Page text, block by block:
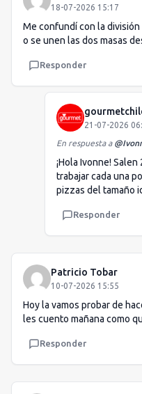
18-07-2026 15:17
Me confundí con la división
o se unen las dos masas
Responder
21-07-2026
En respuesta a @
¡Hola Ivonne!
trabajar cada una
pizzas del tamaño
Responder
Patricio Tobar
10-07-2026 15:55
Hoy la vamos probar de
les cuento mañana como
Responder